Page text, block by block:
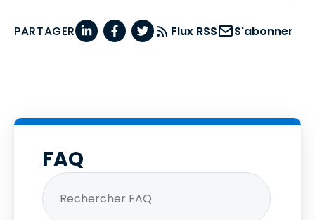
PARTAGER Flux RSS S'abonner
FAQ